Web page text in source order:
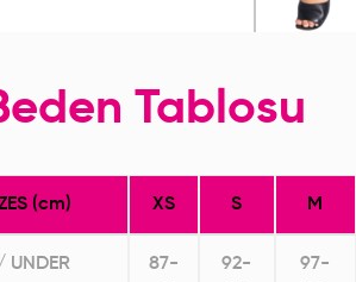
Tablosu
(cm) XS S M
UNDER
87-
92-
97-